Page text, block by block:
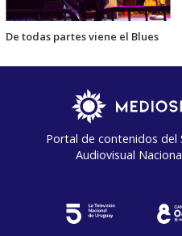
De todas partes viene el Blues
Portal de contenidos del
Audiovisual